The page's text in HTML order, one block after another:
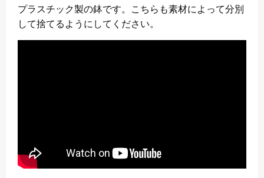
プラスチック製の鉢です。こちらも素材によって分別
して捨てるようにしてください。